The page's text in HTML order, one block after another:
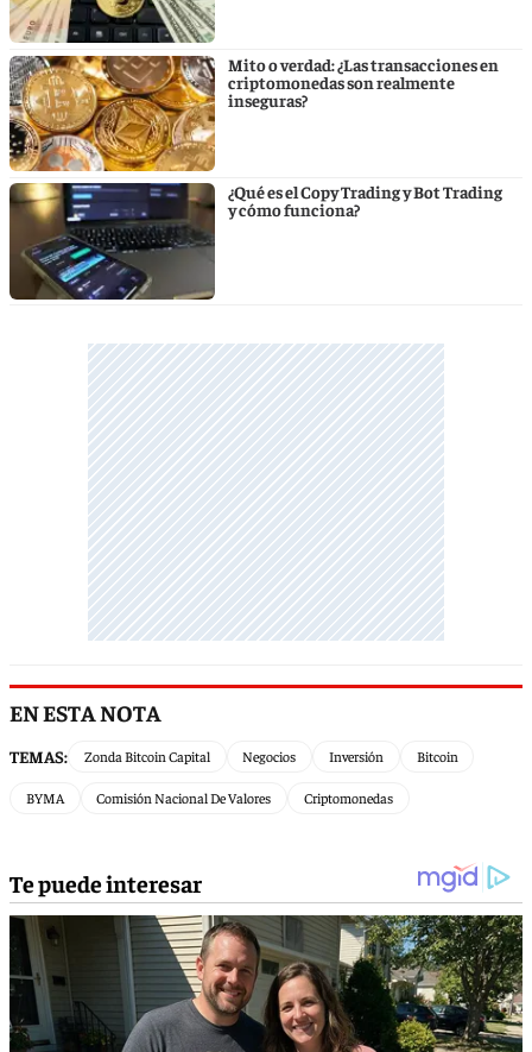
Mito o verdad: ¿Las transacciones en
criptomonedas son realmente
inseguras?
¿Qué es el Copy Trading y Bot Trading
y cómo funciona?
EN ESTA NOTA
TEMAS: Zonda Bitcoin Capital Negocios Inversión Bitcoin
BYMA Comisión Nacional De Valores Criptomonedas